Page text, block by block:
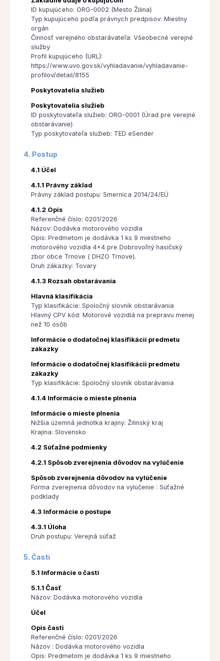
ID kupujúceho: ORG-0002 (Mesto Žilina)
Typ kupujúceho podľa právnych predpisov: Miestny
orgán
Činnosť verejného obstarávateľa: Všeobecné verejné
služby
Profil kupujúceho (URL):
https://www.uvo.gov.sk/vyhladavanie/vyhladavanie-
profilov/detail/8155
Poskytovatelia služieb
Poskytovatelia služieb
ID poskytovateľa služieb: ORG-0001 (Úrad pre verejné
obstarávanie)
Typ poskytovateľa služieb: TED eSender
4. Postup
4.1 Účel
4.1.1 Právny základ
Právny základ postupu: Smernica 2014/24/EÚ
4.1.2 Opis
Referenčné číslo: 0201/2026
Názov: Dodávka motorového vozidla
Opis: Predmetom je dodávka 1 ks 9 miestneho
motorového vozidla 4x4 pre Dobrovoľný hasičský
zbor obce Trnove ( DHZO Trnove).
Druh zákazky: Tovary
4.1.3 Rozsah obstarávania
Hlavná klasifikácia
Typ klasifikácie: Spoločný slovník obstarávania
Hlavný CPV kód: Motorové vozidlá na prepravu menej
než 10 osôb
Informácie o dodatočnej klasifikácii predmetu
zákazky
Informácie o dodatočnej klasifikácii predmetu
zákazky
Typ klasifikácie: Spoločný slovník obstarávania
4.1.4 Informácie o mieste plnenia
Informácie o mieste plnenia
Nižšia územná jednotka krajiny: Žilinský kraj
Krajina: Slovensko
4.2 Súťažné podmienky
4.2.1 Spôsob zverejnenia dôvodov na vylúčenie
Spôsob zverejnenia dôvodov na vylúčenie
Forma zverejnenia dôvodov na vylúčenie : Súťažné
podklady
4.3 Informácie o postupe
4.3.1 Úloha
Druh postupu: Verejná súťaž
5. Časti
5.1 Informácie o časti
5.1.1 Časť
Názov: Dodávka motorového vozidla
Účel
Opis časti
Referenčné číslo: 0201/2026
Názov : Dodávka motorového vozidla
Opis: Predmetom je dodávka 1 ks 9 miestneho